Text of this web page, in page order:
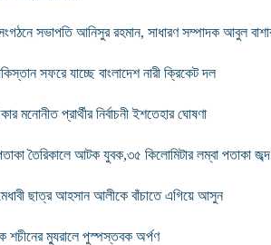
সংগঠনে সভাপতি আনিসুর রহমান, সাধারণ সম্পাদক আবুল
সফরে যাচ্ছে বাংলাদেশ নারী ক্রিকেট দল
মনোনীত প্রার্থীর নির্বাচনী ইশতেহার ঘোষণা
তৈরিকালে আটক যুবক,৩৫ কিলোমিটার লম্বা পতাকা জব্দ
ছাত্র আহসান আলীকে বাঁচাতে এগিয়ে আসুন
শচীনের ম্যুরালে পুস্পস্তবক অর্পণ